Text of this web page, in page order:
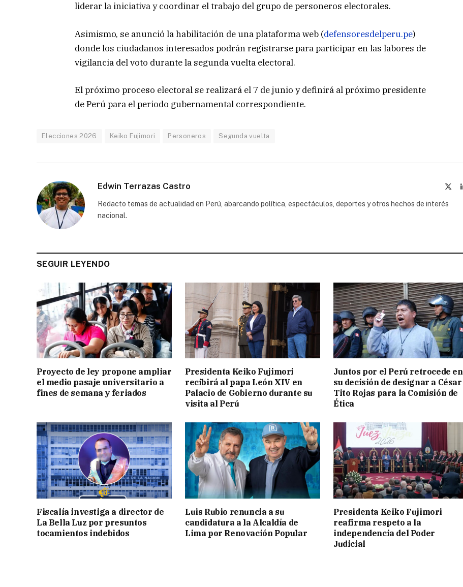
liderar la iniciativa y coordinar el trabajo del grupo de personeros electorales.
Asimismo, se anunció la habilitación de una plataforma web (defensoresdelperu.pe)
donde los ciudadanos interesados podrán registrarse para participar en las labores de
vigilancia del voto durante la segunda vuelta electoral.
El próximo proceso electoral se realizará el 7 de junio y definirá al próximo presidente
de Perú para el periodo gubernamental correspondiente.
Elecciones 2026 Keiko Fujimori Personeros Segunda vuelta
Edwin Terrazas Castro
Redacto temas de actualidad en Perú, abarcando política, espectáculos, deportes y otros hechos de interés
nacional.
SEGUIR LEYENDO
Proyecto de ley propone ampliar
el medio pasaje universitario a
fines de semana y feriados
Presidenta Keiko Fujimori
recibirá al papa León XIV en
Palacio de Gobierno durante su
visita al Perú
Juntos por el Perú retrocede en
su decisión de designar a César
Tito Rojas para la Comisión de
Ética
Fiscalía investiga a director de
La Bella Luz por presuntos
tocamientos indebidos
Luis Rubio renuncia a su
candidatura a la Alcaldía de
Lima por Renovación Popular
Presidenta Keiko Fujimori
reafirma respeto a la
independencia del Poder
Judicial